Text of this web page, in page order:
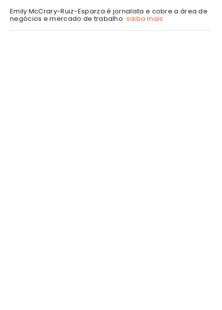
Emily McCrary-Ruiz-Esparza é jornalista e cobre a área de
negócios e mercado de trabalho. saiba mais